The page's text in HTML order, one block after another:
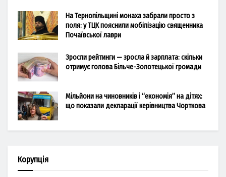
На Тернопільщині монаха забрали просто з
поля: у ТЦК пояснили мобілізацію священника
Почаївської лаври
Зросли рейтинги — зросла й зарплата: скільки
отримує голова Більче-Золотецької громади
Мільйони на чиновників і “економія” на дітях:
що показали декларації керівництва Чорткова
Корупція